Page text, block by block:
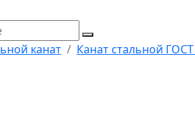
канат
Канат стальной